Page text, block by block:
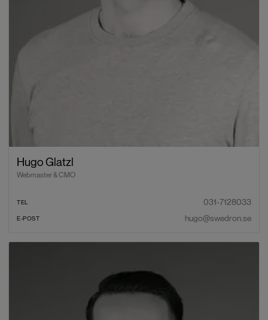
Hugo Glatzl
Webmaster & CMO
TEL 031-7128033
E-POST hugo@swedron.se